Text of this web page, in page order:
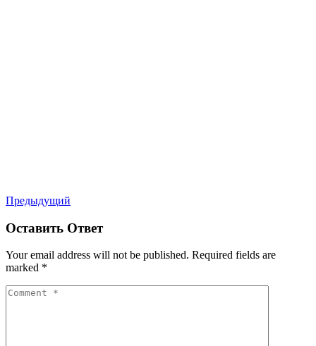
Предыдущий
Оставить Ответ
Your email address will not be published. Required fields are
marked *